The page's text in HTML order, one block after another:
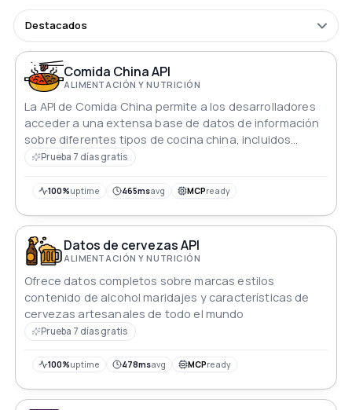
Destacados
Comida China API
ALIMENTACIÓN Y NUTRICIÓN
La API de Comida China permite a los desarrolladores
acceder a una extensa base de datos de información
sobre diferentes tipos de cocina china, incluidos
platos, ingredientes y métodos de preparación.
Prueba 7 días gratis
100%uptime 465msavg MCPready
Datos de cervezas API
ALIMENTACIÓN Y NUTRICIÓN
Ofrece datos completos sobre marcas estilos
contenido de alcohol maridajes y características de
cervezas artesanales de todo el mundo
Prueba 7 días gratis
100%uptime 478msavg MCPready